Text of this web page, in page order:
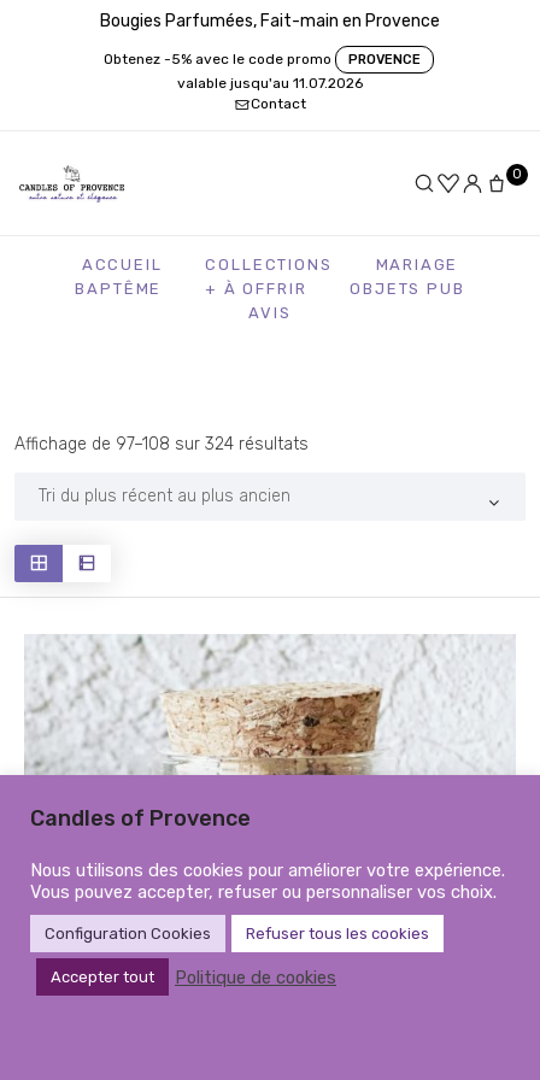
Bougies Parfumées, Fait-main en Provence
Obtenez -5% avec le code promo PROVENCE
valable jusqu'au 11.07.2026
Contact
0
ACCUEIL COLLECTIONS
MARIAGE
BAPTÊME
+ À OFFRIR
OBJETS PUB
AVIS
Affichage de 97–108 sur 324 résultats
ancien
Candles of Provence
Nous utilisons des cookies pour améliorer votre expérience.
Vous pouvez accepter, refuser ou personnaliser vos choix.
Configuration Cookies Refuser tous les cookies
Accepter tout Politique de cookies